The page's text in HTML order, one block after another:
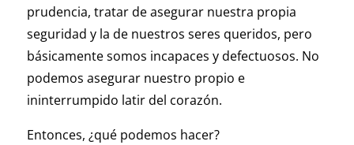
prudencia, tratar de asegurar nuestra propia
seguridad y la de nuestros seres queridos, pero
básicamente somos incapaces y defectuosos. No
podemos asegurar nuestro propio e
ininterrumpido latir del corazón.
Entonces, ¿qué podemos hacer?